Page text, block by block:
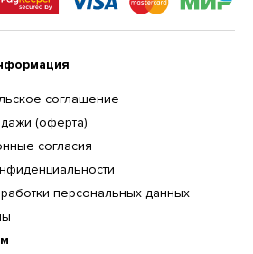
соглашение
(оферта)
согласия
персональных данных